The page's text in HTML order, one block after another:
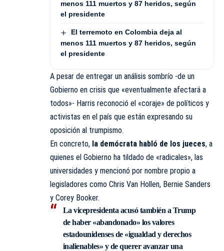
menos 111 muertos y 87 heridos, según
el presidente
El terremoto en Colombia deja al
menos 111 muertos y 87 heridos, según
el presidente
A pesar de entregar un análisis sombrío -de un
Gobierno en crisis que «eventualmente afectará a
todos»- Harris reconoció el «coraje» de políticos y
activistas en el país que están expresando su
oposición al trumpismo.
En concreto, la demócrata habló de los jueces, a
quienes el Gobierno ha tildado de «radicales», las
universidades y mencionó por nombre propio a
legisladores como Chris Van Hollen, Bernie Sanders
y Corey Booker.
La vicepresidenta acusó también a Trump
de haber «abandonado» los valores
estadounidenses de «igualdad y derechos
inalienables» y de querer avanzar una